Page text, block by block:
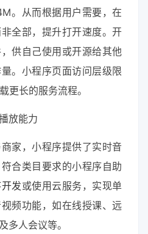
。从而根据用户需要，在
全部，提升打开速度。开
供自己使用或开源给其他
。小程序页面访问层级限
更长的服务流程。
放能力
家，小程序提供了实时音
合类目要求的小程序自助
发或使用云服务，实现单
频功能，如在线授课、远
多人会议等。